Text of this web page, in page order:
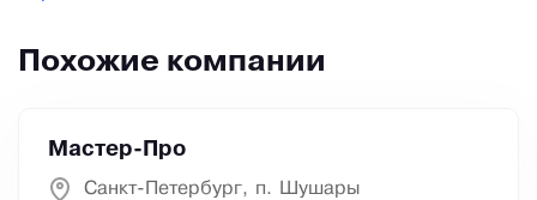
Похожие компании
Мастер-Про
Санкт-Петербург, п. Шушары